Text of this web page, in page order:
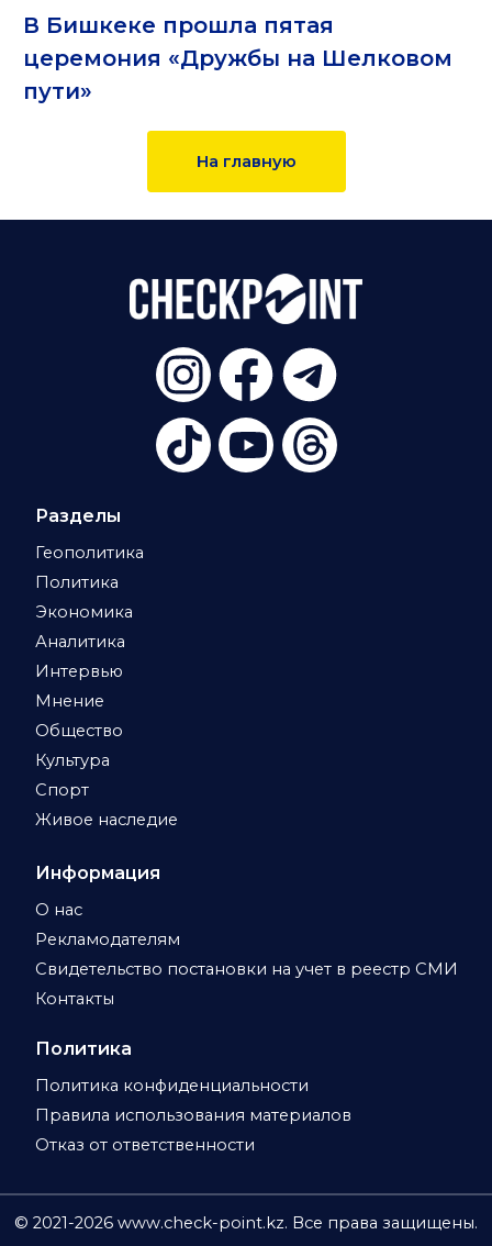
В Бишкеке прошла пятая
церемония «Дружбы на Шелковом
пути»
На главную
Разделы
Геополитика
Политика
Экономика
Аналитика
Интервью
Мнение
Общество
Культура
Спорт
Живое наследие
Информация
О нас
Рекламодателям
Свидетельство постановки на учет в реестр СМИ
Контакты
Политика
Политика конфиденциальности
Правила использования материалов
Отказ от ответственности
© 2021-2026 www.check-point.kz. Все права защищены.